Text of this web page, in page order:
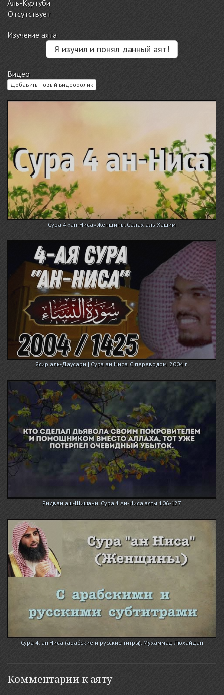
Аль-Куртуби
Отсутствует
Изучение аята
Я изучил и понял данный аят!
Видео
Добавить новый видеоролик
Сура 4 «ан-Ниса» Женщины. Салах аль-Хашим
Ясир аль-Даусари | Сура ан Ниса. С переводом. 2004 г.
Ридван аш-Шишани. Сура 4 Ан-Ниса аяты 106-127
Сура 4. ан Ниса (арабские и русские титры). Мухаммад Люхайдан
Комментарии к аяту